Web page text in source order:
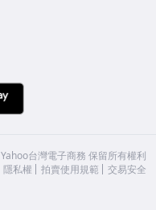
Yahoo台灣電子商務 保留所有權利
隱私權 拍賣使用規範 交易安全